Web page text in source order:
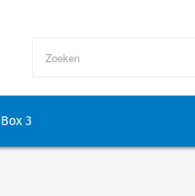
Box 3